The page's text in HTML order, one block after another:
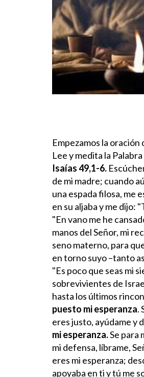
Empezamos la oración
Lee y medita la
Isaías 49,1-6.
de mi madre; cuando
una espada filosa, me
en su aljaba y me dijo:
"En vano me he
manos del Señor, mi
seno materno, para
en torno suyo–tanto
"Es poco que seas mi
sobrevivientes de
hasta los últimos
puesto mi esperanza.
eres justo, ayúdame y
mi esperanza.Se para
mi defensa, líbrame,
eres mi esperanza;
apoyaba en ti y tú me